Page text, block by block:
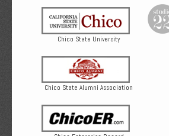
Chico State University
Chico State Alumni Association